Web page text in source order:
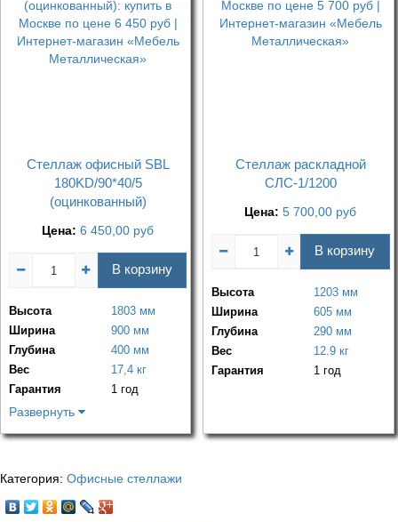
Стеллаж офисный SBL
180KD/90*40/5
(оцинкованный)
Цена:6 450,00 руб
В корзину
Высота
1803 мм
Ширина
900 мм
Глубина
400 мм
Вес
17,4 кг
Гарантия
1 год
Развернуть
Стеллаж раскладной
СЛС-1/1200
Цена:5 700,00 руб
В корзину
Высота
1203 мм
Ширина
605 мм
Глубина
290 мм
Вес
12.9 кг
Гарантия
1 год
Категория: Офисные стеллажи